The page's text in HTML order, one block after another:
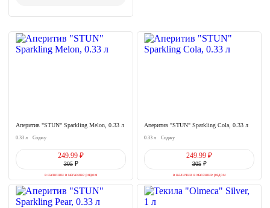
Аперитив "STUN" Sparkling Melon, 0.33 л
0.33 л Соджу
249.99 ₽
305₽
в наличии в магазине рядом
Аперитив "STUN" Sparkling Cola, 0.33 л
0.33 л Соджу
249.99 ₽
305₽
в наличии в магазине рядом